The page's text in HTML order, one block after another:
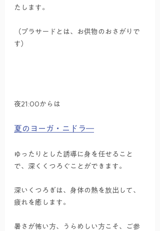
たします。
（プラサードとは、お供物のおさがりで
す）
夜21:00からは
夏のヨーガ・ニドラ―
ゆったりとした誘導に身を任せること
で、深くくつろぐことができます。
深いくつろぎは、身体の熱を放出して、
疲れを癒します。
暑さが怖い方、うらめしい方こそ、ご参